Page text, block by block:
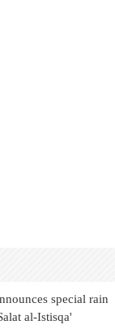
special rain
al-Istisqa'